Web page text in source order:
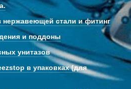
нержавеющей стали и фитинг
и поддоны
унитазов
в упаковках (для